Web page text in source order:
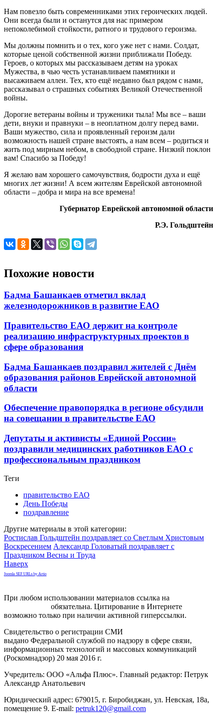
Нам повезло быть современниками этих героических людей.
Они всегда были и останутся для нас примером
непоколебимой стойкости, ратного и трудового героизма.
Мы должны помнить и о тех, кого уже нет с нами. Солдат,
которые ценой собственной жизни приближали Победу.
Героев, о которых мы рассказываем детям на уроках
Мужества, в чью честь устанавливаем памятники и
высаживаем аллеи. Тех, кто ещё недавно был рядом с нами,
рассказывал о страшных событиях Великой Отечественной
войны.
Дорогие ветераны войны и труженики тыла! Мы все – ваши
дети, внуки и правнуки – в неоплатном долгу перед вами.
Ваши мужество, сила и проявленный героизм дали
возможность нашей стране выстоять, а нам всем – родиться и
жить под мирным небом, в свободной стране. Низкий поклон
вам! Спасибо за Победу!
Я желаю вам хорошего самочувствия, бодрости духа и ещё
многих лет жизни! А всем жителям Еврейской автономной
области – добра и мира на все времена!
Губернатор Еврейской автономной области
Р.Э. Гольдштейн
Похожие новости
Бадма Башанкаев отметил вклад
железнодорожников в развитие ЕАО
Правительство ЕАО держит на контроле
реализацию инфраструктурных проектов в
сфере образования
Бадма Башанкаев поздравил жителей с Днём
образования районов Еврейской автономной
области
Обеспечение правопорядка в регионе обсудили
на совещании в правительстве ЕАО
Депутаты и активисты «Единой России»
поздравили медицинских работников ЕАО с
профессиональным праздником
Теги
правительство ЕАО
День Победы
поздравление
Другие материалы в этой категории:
Ростислав Гольдштейн поздравляет со Светлым Христовым
Воскресением Александр Головатый поздравляет с
Праздником Весны и Труда
Наверх
Joomla SEF URLs by Artio
При любом использовании материалов ссылка на
обязательна. Цитирование в Интернете
возможно только при наличии активной гиперссылки.
Свидетельство о регистрации СМИ
выдано Федеральной службой по надзору в сфере связи,
информационных технологий и массовых коммуникаций
(Роскомнадзор) 20 мая 2016 г.
Учредитель: ООО «Альфа Плюс». Главный редактор: Петрук
Александр Анатольевич
Юридический адрес: 679015, г. Биробиджан, ул. Невская, 18а,
помещение 9. E-mail: petruk120@gmail.com